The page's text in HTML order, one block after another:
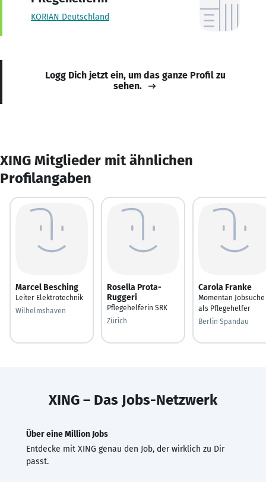
KORIAN Deutschland
Logg Dich jetzt ein, um das ganze Profil zu
sehen.
XING Mitglieder mit ähnlichen
Profilangaben
Marcel Besching
Leiter Elektrotechnik
Wilhelmshaven
Rosella Prota-
Ruggeri
Pflegehelferin SRK
Zürich
Carola Franke
Momentan Jobsuche
als Pflegehelfer
Berlin Spandau
XING – Das Jobs-Netzwerk
Über eine Million Jobs
Entdecke mit XING genau den Job, der wirklich zu Dir
passt.